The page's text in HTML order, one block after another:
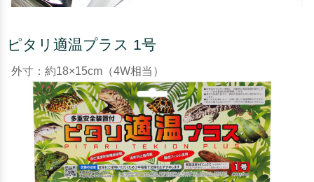
ピタリ適温プラス 1号
外寸：約18×15cm（4W相当）